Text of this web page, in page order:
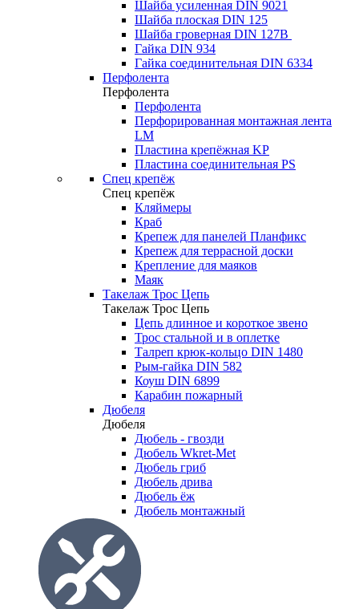
Шайба усиленная DIN 9021
Шайба плоская DIN 125
Шайба гроверная DIN 127B
Гайка DIN 934
Гайка соединительная DIN 6334
Перфолента
Перфолента
Перфолента
Перфорированная монтажная лента
LM
Пластина крепёжная KP
Пластина соединительная PS
Спец крепёж
Спец крепёж
Кляймеры
Краб
Крепеж для панелей Планфикс
Крепеж для террасной доски
Крепление для маяков
Маяк
Такелаж Трос Цепь
Такелаж Трос Цепь
Цепь длинное и короткое звено
Трос стальной и в оплетке
Талреп крюк-кольцо DIN 1480
Рым-гайка DIN 582
Коуш DIN 6899
Карабин пожарный
Дюбеля
Дюбеля
Дюбель - гвозди
Дюбель Wkret-Met
Дюбель гриб
Дюбель дрива
Дюбель ёж
Дюбель монтажный